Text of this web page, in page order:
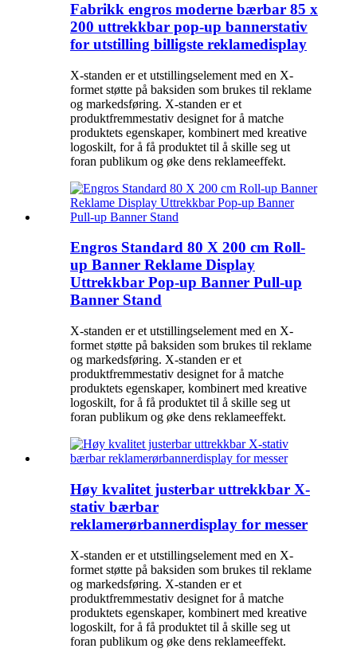
Fabrikk engros moderne bærbar 85 x
200 uttrekkbar pop-up bannerstativ
for utstilling billigste reklamedisplay
X-standen er et utstillingselement med en X-
formet støtte på baksiden som brukes til reklame
og markedsføring. X-standen er et
produktfremmestativ designet for å matche
produktets egenskaper, kombinert med kreative
logoskilt, for å få produktet til å skille seg ut
foran publikum og øke dens reklameeffekt.
Engros Standard 80 X 200 cm Roll-
up Banner Reklame Display
Uttrekkbar Pop-up Banner Pull-up
Banner Stand
X-standen er et utstillingselement med en X-
formet støtte på baksiden som brukes til reklame
og markedsføring. X-standen er et
produktfremmestativ designet for å matche
produktets egenskaper, kombinert med kreative
logoskilt, for å få produktet til å skille seg ut
foran publikum og øke dens reklameeffekt.
Høy kvalitet justerbar uttrekkbar X-
stativ bærbar
reklamerørbannerdisplay for messer
X-standen er et utstillingselement med en X-
formet støtte på baksiden som brukes til reklame
og markedsføring. X-standen er et
produktfremmestativ designet for å matche
produktets egenskaper, kombinert med kreative
logoskilt, for å få produktet til å skille seg ut
foran publikum og øke dens reklameeffekt.